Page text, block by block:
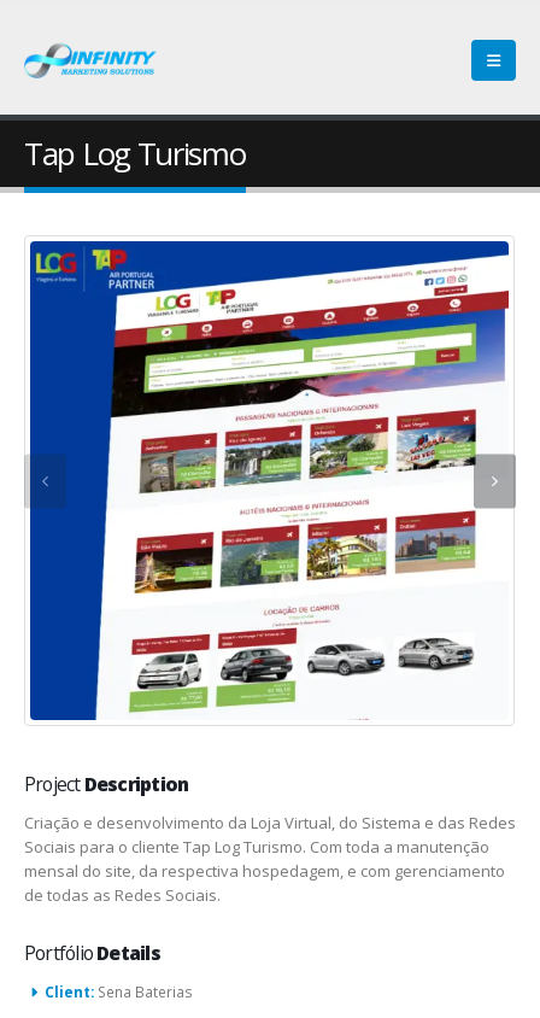
Tap Log Turismo
ProjectDescription
Criação e desenvolvimento da Loja Virtual, do Sistema e das Redes
Sociais para o cliente Tap Log Turismo. Com toda a manutenção
mensal do site, da respectiva hospedagem, e com gerenciamento
de todas as Redes Sociais.
PortfólioDetails
Client: Sena Baterias